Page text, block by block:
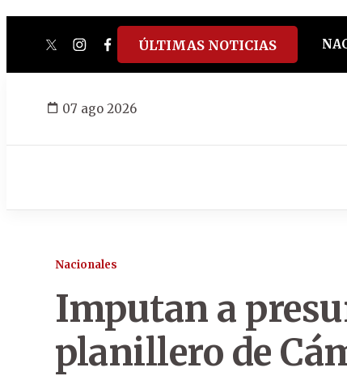
twitterinstagram
facebook
tiktokyoutube
spotify
ÚLTIMAS NOTICIAS
07 ago 2026
Nacionales
Imputan a
planillero de